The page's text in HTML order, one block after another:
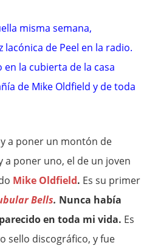
misma semana,
lacónica de Peel en la radio.
en la cubierta de la casa
de Mike Oldfield y de toda
a poner un montón de
a poner uno, el de un joven
Mike Oldfield. Es su primer
Bells. Nunca había
en toda mi vida. Es
sello discográfico, y fue